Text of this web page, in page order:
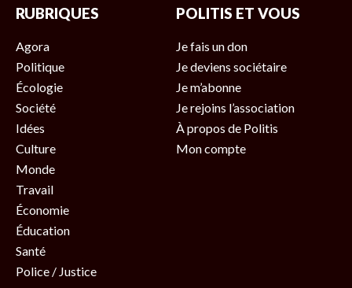
RUBRIQUES
Agora
Politique
Écologie
Société
Idées
Culture
Monde
Travail
Économie
Éducation
Santé
Police / Justice
POLITIS ET VOUS
Je fais un don
Je deviens sociétaire
Je m’abonne
Je rejoins l’association
À propos de Politis
Mon compte